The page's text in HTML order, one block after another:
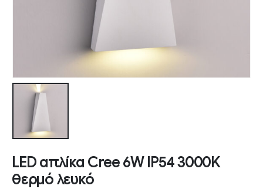
LED απλίκα Cree 6W IP54 3000K
θερμό λευκό